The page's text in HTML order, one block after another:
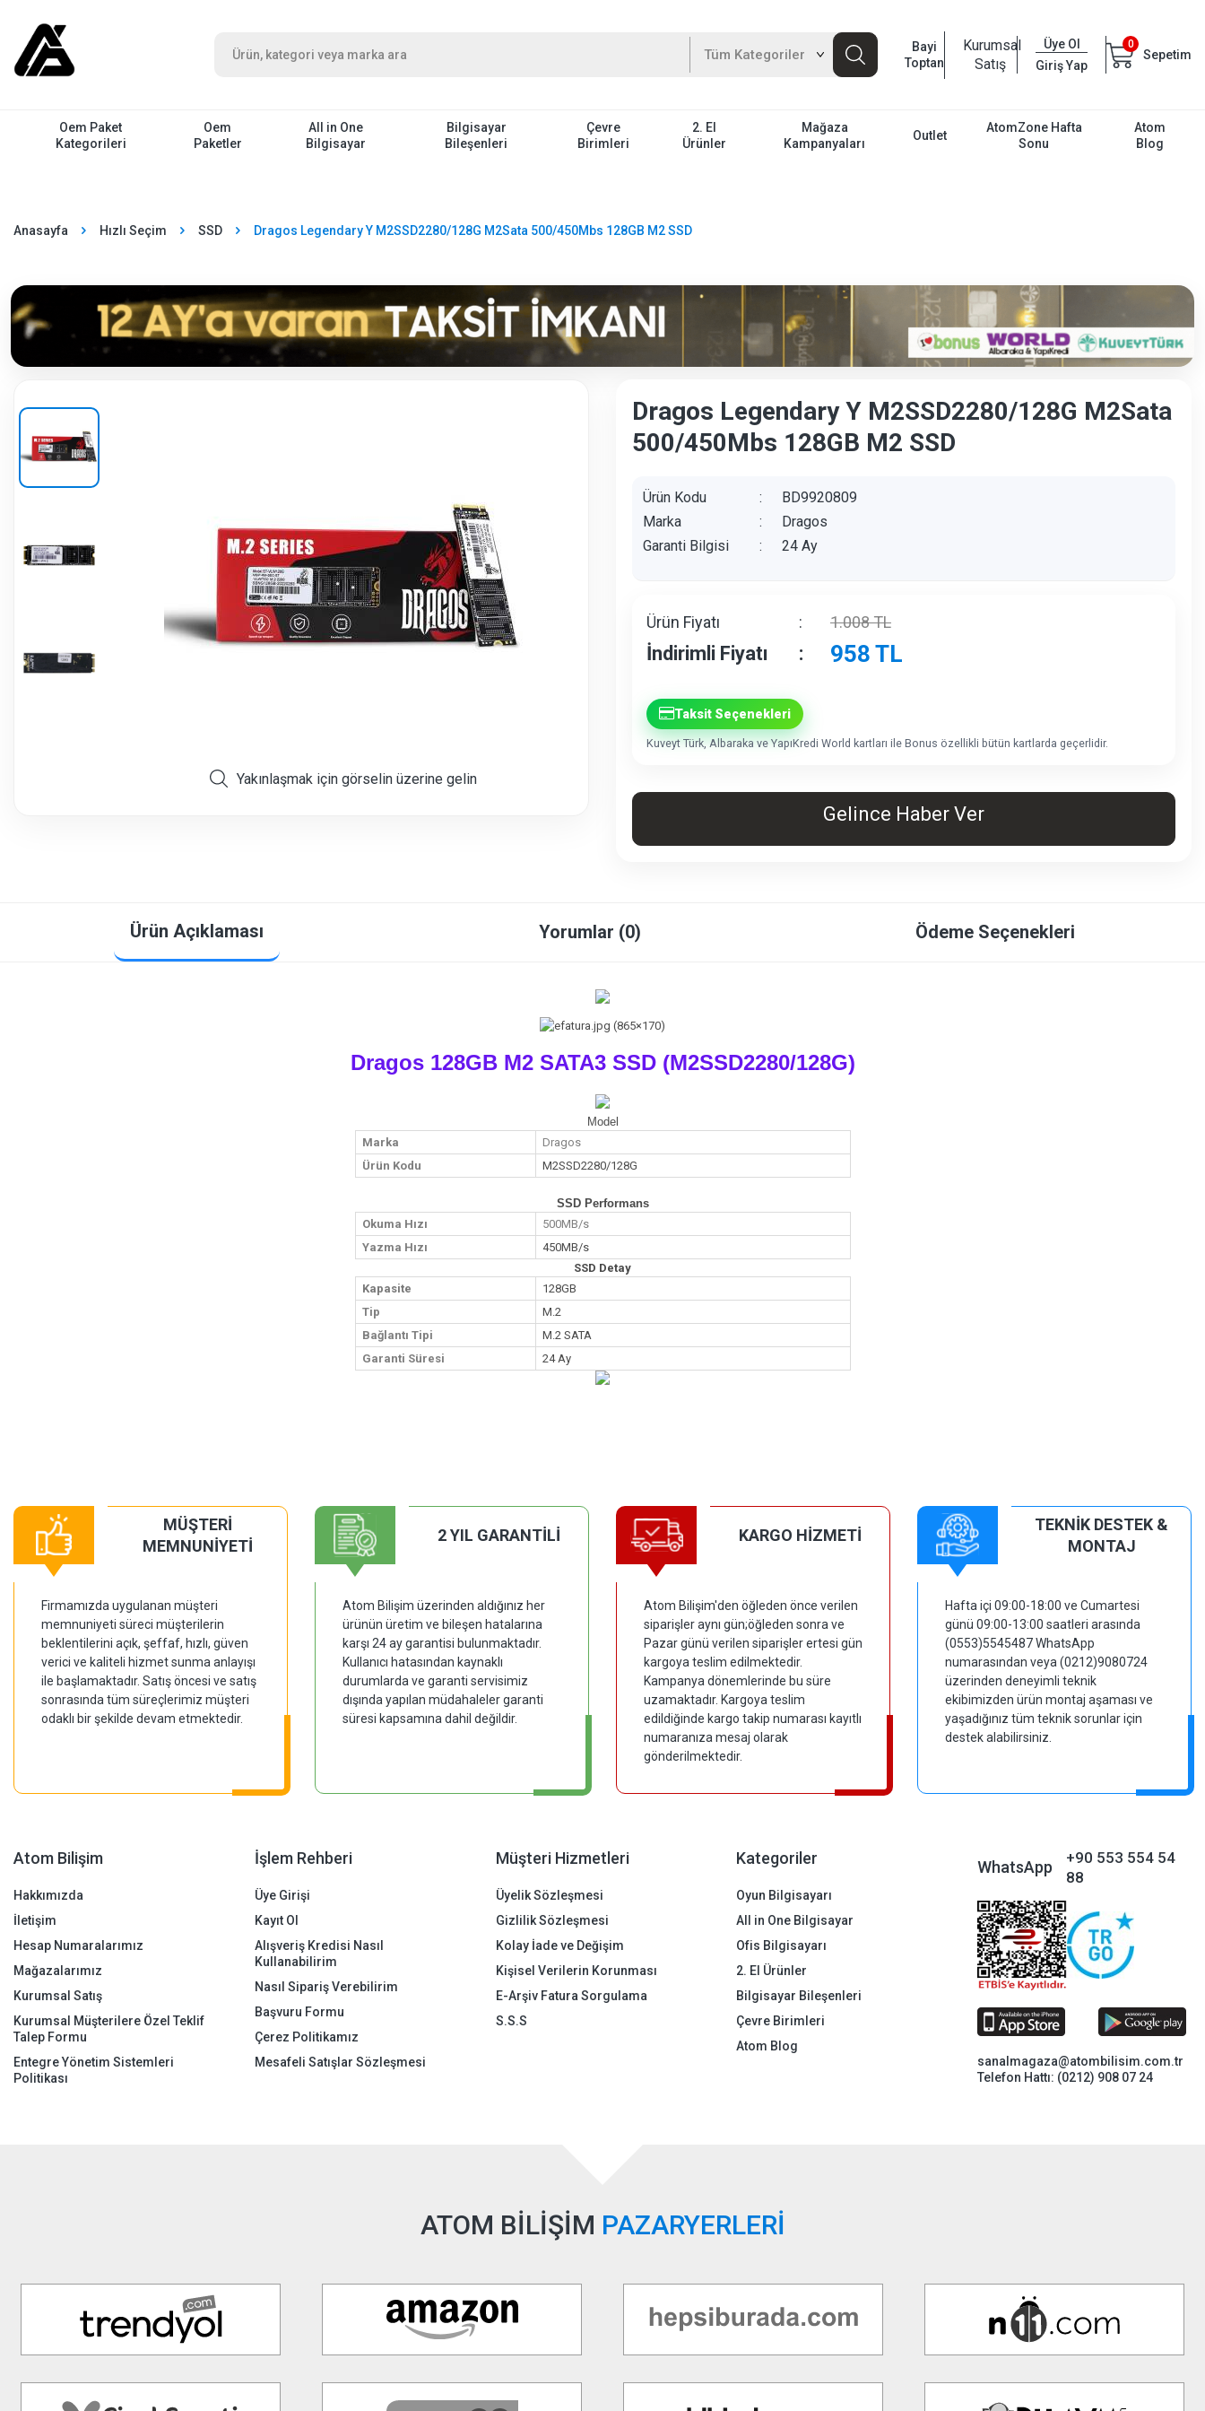
Bayi
Toptan
Kurumsal
Satış
Üye Ol
Giriş Yap
0
Sepetim
Oem Paket
Kategorileri
Oem
Paketler
All in One
Bilgisayar
Bilgisayar
Bileşenleri
Çevre
Birimleri
2. El
Ürünler
Mağaza
Kampanyaları
Outlet
AtomZone Hafta
Sonu
Atom
Blog
Anasayfa Hızlı Seçim SSD Dragos Legendary Y M2SSD2280/128G M2Sata 500/450Mbs 128GB M2 SSD
Yakınlaşmak için görselin üzerine gelin
Dragos Legendary Y M2SSD2280/128G M2Sata
500/450Mbs 128GB M2 SSD
Ürün Kodu :
BD9920809
Marka
:
Dragos
Garanti Bilgisi
: 24 Ay
Ürün Fiyatı : 1.008TL
İndirimli Fiyatı : 958 TL
Taksit Seçenekleri
Kuveyt Türk, Albaraka ve YapıKredi World kartları ile Bonus özellikli bütün kartlarda geçerlidir.
Gelince Haber Ver
Ürün Açıklaması Yorumlar (0) Ödeme Seçenekleri
Dragos 128GB M2 SATA3 SSD (M2SSD2280/128G)
Model
Marka
Dragos
Ürün Kodu
M2SSD2280/128G
SSD Performans
Okuma Hızı
500MB/s
Yazma Hızı
450MB/s
SSD Detay
Kapasite
128GB
Tip
M.2
Bağlantı Tipi
M.2 SATA
Garanti Süresi
24 Ay
MÜŞTERİ
MEMNUNİYETİ
Firmamızda uygulanan müşteri
memnuniyeti süreci müşterilerin
beklentilerini açık, şeffaf, hızlı, güven
verici ve kaliteli hizmet sunma anlayışı
ile başlamaktadır. Satış öncesi ve satış
sonrasında tüm süreçlerimiz müşteri
odaklı bir şekilde devam etmektedir.
2 YIL GARANTİLİ
Atom Bilişim üzerinden aldığınız her
ürünün üretim ve bileşen hatalarına
karşı 24 ay garantisi bulunmaktadır.
Kullanıcı hatasından kaynaklı
durumlarda ve garanti servisimiz
dışında yapılan müdahaleler garanti
süresi kapsamına dahil değildir.
KARGO HİZMETİ
Atom Bilişim'den öğleden önce verilen
siparişler aynı gün;öğleden sonra ve
Pazar günü verilen siparişler ertesi gün
kargoya teslim edilmektedir.
Kampanya dönemlerinde bu süre
uzamaktadır. Kargoya teslim
edildiğinde kargo takip numarası kayıtlı
numaranıza mesaj olarak
gönderilmektedir.
TEKNİK DESTEK &
MONTAJ
Hafta içi 09:00-18:00 ve Cumartesi
günü 09:00-13:00 saatleri arasında
(0553)5545487 WhatsApp
numarasından veya (0212)9080724
üzerinden deneyimli teknik
ekibimizden ürün montaj aşaması ve
yaşadığınız tüm teknik sorunlar için
destek alabilirsiniz.
Atom Bilişim
Hakkımızda
İletişim
Hesap Numaralarımız
Mağazalarımız
Kurumsal Satış
Kurumsal Müşterilere Özel Teklif
Talep Formu
Entegre Yönetim Sistemleri
Politikası
İşlem Rehberi
Üye Girişi
Kayıt Ol
Alışveriş Kredisi Nasıl
Kullanabilirim
Nasıl Sipariş Verebilirim
Başvuru Formu
Çerez Politikamız
Mesafeli Satışlar Sözleşmesi
Müşteri Hizmetleri
Üyelik Sözleşmesi
Gizlilik Sözleşmesi
Kolay İade ve Değişim
Kişisel Verilerin Korunması
E-Arşiv Fatura Sorgulama
S.S.S
Kategoriler
Oyun Bilgisayarı
All in One Bilgisayar
Ofis Bilgisayarı
2. El Ürünler
Bilgisayar Bileşenleri
Çevre Birimleri
Atom Blog
WhatsApp
+90 553 554 54
88
sanalmagaza@atombilisim.com.tr
Telefon Hattı: (0212) 908 07 24
ATOM BİLİŞİM PAZARYERLERİ